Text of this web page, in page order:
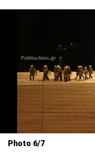
Photo 6/7